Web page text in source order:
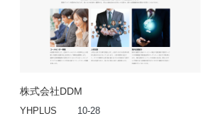
株式会社DDM
YHPLUS 10-28